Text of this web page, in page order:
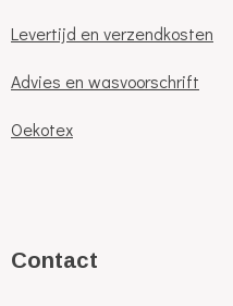
Levertijd en verzendkosten
Advies en wasvoorschrift
Oekotex
Contact